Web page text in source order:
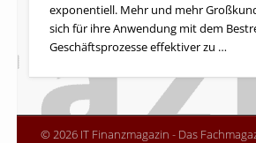
exponentiell. Mehr und mehr
sich für ihre Anwendung mit dem
Geschäftsprozesse effektiver zu …
© 2026 IT Finanzmagazin - Das